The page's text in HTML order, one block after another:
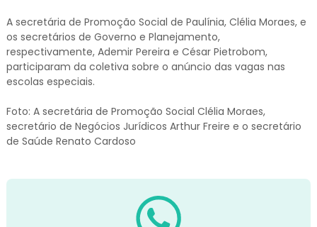
A secretária de Promoção Social de Paulínia, Clélia Moraes, e
os secretários de Governo e Planejamento,
respectivamente, Ademir Pereira e César Pietrobom,
participaram da coletiva sobre o anúncio das vagas nas
escolas especiais.
Foto: A secretária de Promoção Social Clélia Moraes,
secretário de Negócios Jurídicos Arthur Freire e o secretário
de Saúde Renato Cardoso